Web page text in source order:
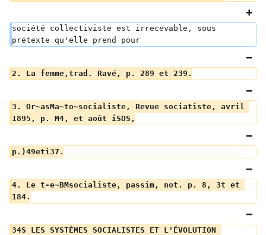
société collectiviste est irrecevable, sous
prétexte qu'elle prend pour
2. La femme,trad. Ravé, p. 289 et 239.
3. Or~asMa~to~socialiste, Revue sociatiste, avril
1895, p. M4, et août iSOS,
p.)49eti37.
4. Le t-e~BMsocialiste, passim, not. p. 8, 3t et
184.
34S LES SYSTÈMES SOCIALISTES ET L'ÉVOLUTION